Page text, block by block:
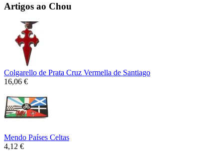
Artigos ao Chou
Colgarello de Prata Cruz Vermella de Santiago
16,06 €
Mendo Países Celtas
4,12 €